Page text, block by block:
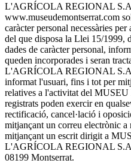
L'AGRÍCOLA REGIONAL
www.museudemontserrat.com
caràcter personal necessàries
del que disposa la Llei 15/1999,
dades de caràcter personal,
queden incorporades i seran
L'AGRÍCOLA REGIONAL
informat l'usuari, fins i tot per
relatives a l'activitat del
registrats poden exercir en
rectificació, cancel·lació i
mitjançant un correu electrònic a
mitjançant un escrit dirigit a
L'AGRÍCOLA REGIONAL
08199 Montserrat.